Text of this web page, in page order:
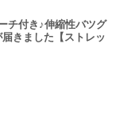
チ付き♪伸縮性バツグ
きました【ストレッ